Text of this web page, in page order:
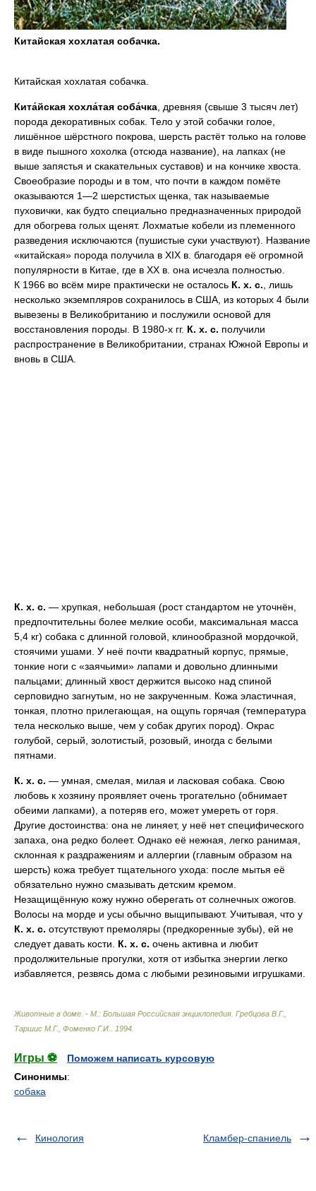
Китайская хохлатая собачка.
Китайская хохлатая собачка.
Кита́йская хохла́тая соба́чка , древняя (свыше 3 тысяч лет)
порода декоративных собак. Тело у этой собачки голое,
лишённое шёрстного покрова, шерсть растёт только на голове
в виде пышного хохолка (отсюда название), на лапках (не
выше запястья и скакательных суставов) и на кончике хвоста.
Своеобразие породы и в том, что почти в каждом помёте
оказываются 1—2 шерстистых щенка, так называемые
пуховички, как будто специально предназначенных природой
для обогрева голых щенят. Лохматые кобели из племенного
разведения исключаются (пушистые суки участвуют). Название
«китайская» порода получила в XIX в. благодаря её огромной
популярности в Китае, где в XX в. она исчезла полностью.
К 1966 во всём мире практически не осталось К. х. с. , лишь
несколько экземпляров сохранилось в США, из которых 4 были
вывезены в Великобританию и послужили основой для
восстановления породы. В 1980-х гг. К. х. с. получили
распространение в Великобритании, странах Южной Европы и
вновь в США.
К. х. с. — хрупкая, небольшая (рост стандартом не уточнён,
предпочтительны более мелкие особи, максимальная масса
5,4 кг) собака с длинной головой, клинообразной мордочкой,
стоячими ушами. У неё почти квадратный корпус, прямые,
тонкие ноги с «заячьими» лапами и довольно длинными
пальцами; длинный хвост держится высоко над спиной
серповидно загнутым, но не закрученным. Кожа эластичная,
тонкая, плотно прилегающая, на ощупь горячая (температура
тела несколько выше, чем у собак других пород). Окрас
голубой, серый, золотистый, розовый, иногда с белыми
пятнами.
К. х. с. — умная, смелая, милая и ласковая собака. Свою
любовь к хозяину проявляет очень трогательно (обнимает
обеими лапками), а потеряв его, может умереть от горя.
Другие достоинства: она не линяет, у неё нет специфического
запаха, она редко болеет. Однако её нежная, легко ранимая,
склонная к раздражениям и аллергии (главным образом на
шерсть) кожа требует тщательного ухода: после мытья её
обязательно нужно смазывать детским кремом.
Незащищённую кожу нужно оберегать от солнечных ожогов.
Волосы на морде и усы обычно выщипывают. Учитывая, что у
К. х. с. отсутствуют премоляры (предкоренные зубы), ей не
следует давать кости. К. х. с. очень активна и любит
продолжительные прогулки, хотя от избытка энергии легко
избавляется, резвясь дома с любыми резиновыми игрушками.
Животные в доме. - М.: Большая Российская энциклопедия Гребцова В.Г.,
Таршис М.Г., Фоменко Г.И.
1994
Игры ⚽
Поможем написать курсовую
Синонимы:
собака
Кинология Кламбер-спаниель